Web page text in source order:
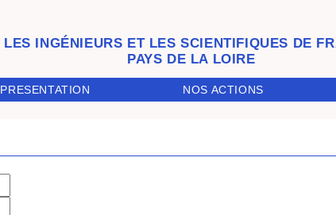
LES INGÉNIEURS ET LES SCIENTIFIQUES DE
PAYS DE LA LOIRE
PRESENTATION NOS ACTIONS